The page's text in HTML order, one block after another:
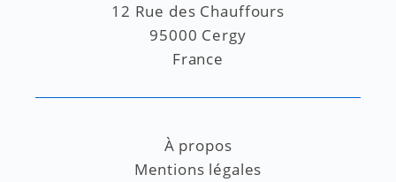
12 Rue des Chauffours
95000 Cergy
France
À propos
Mentions légales